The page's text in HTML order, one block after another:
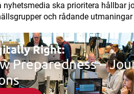
nyhetsmedia ska prioritera hållbar
och rådande
Right:
Preparedness –